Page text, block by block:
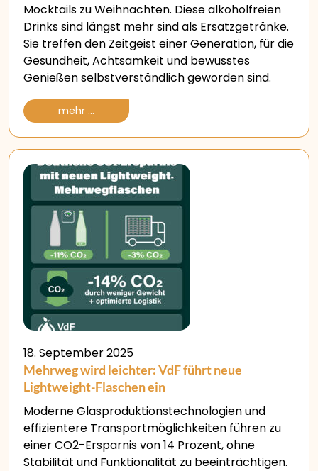
Mocktails zu Weihnachten. Diese alkoholfreien
Drinks sind längst mehr sind als Ersatzgetränke.
Sie treffen den Zeitgeist einer Generation, für die
Gesundheit, Achtsamkeit und bewusstes
Genießen selbstverständlich geworden sind.
mehr ...
18. September 2025
Mehrweg wird leichter: VdF führt neue
Lightweight-Flaschen ein
Moderne Glasproduktionstechnologien und
effizientere Transportmöglichkeiten führen zu
einer CO2-Ersparnis von 14 Prozent, ohne
Stabilität und Funktionalität zu beeinträchtigen.